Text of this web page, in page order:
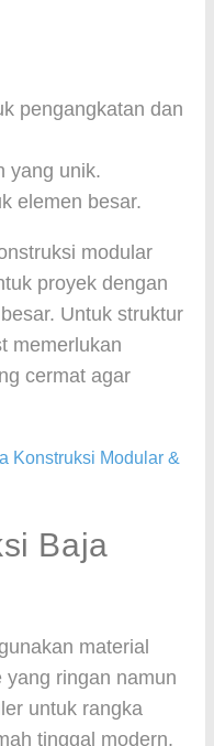
pengangkatan dan
yang unik.
elemen besar.
modular
proyek dengan
Untuk struktur
memerlukan
cermat agar
Konstruksi Modular &
Baja
material
yang ringan namun
untuk rangka
tinggal modern.